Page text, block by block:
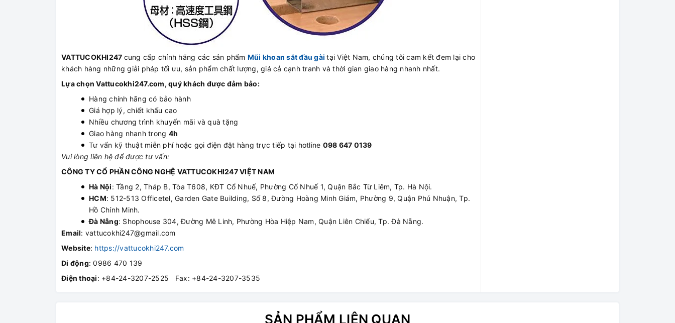
VATTUCOKHI247 cung cấp chính hãng các sản phẩm Mũi khoan sắt đầu gài tại Việt Nam, chúng tôi cam kết đem lại cho
khách hàng những giải pháp tối ưu, sản phẩm chất lượng, giá cả cạnh tranh và thời gian giao hàng nhanh nhất.
Lựa chọn Vattucokhi247.com, quý khách được đảm bảo:
Hàng chính hãng có bảo hành
Giá hợp lý, chiết khấu cao
Nhiều chương trình khuyến mãi và quà tặng
Giao hàng nhanh trong 4h
Tư vấn kỹ thuật miễn phí hoặc gọi điện đặt hàng trực tiếp tại hotline 098 647 0139
Vui lòng liên hệ để được tư vấn:
CÔNG TY CỔ PHẦN CÔNG NGHỆ VATTUCOKHI247 VIỆT NAM
Hà Nội: Tầng 2, Tháp B, Tòa T608, KĐT Cổ Nhuế, Phường Cổ Nhuế 1, Quận Bắc Từ Liêm, Tp. Hà Nội.
HCM: 512-513 Officetel, Garden Gate Building, Số 8, Đường Hoàng Minh Giám, Phường 9, Quận Phú Nhuận, Tp.
Hồ Chính Minh.
Đà Nẵng: Shophouse 304, Đường Mê Linh, Phường Hòa Hiệp Nam, Quận Liên Chiểu, Tp. Đà Nẵng.
Email: vattucokhi247@gmail.com
Website: https://vattucokhi247.com
Di động: 0986 470 139
Điện thoại: +84-24-3207-2525 Fax: +84-24-3207-3535
SẢN PHẨM LIÊN QUAN